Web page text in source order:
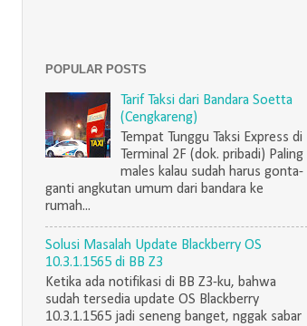
POPULAR POSTS
Tarif Taksi dari Bandara Soetta
(Cengkareng)
Tempat Tunggu Taksi Express di
Terminal 2F (dok. pribadi) Paling
males kalau sudah harus gonta-
ganti angkutan umum dari bandara ke
rumah...
Solusi Masalah Update Blackberry OS
10.3.1.1565 di BB Z3
Ketika ada notifikasi di BB Z3-ku, bahwa
sudah tersedia update OS Blackberry
10.3.1.1565 jadi seneng banget, nggak sabar